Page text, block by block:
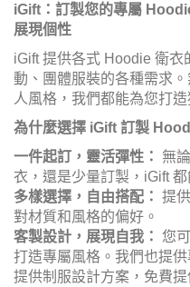
iGift ：訂製您的專屬
展現個性
iGift提供各式 Hoodie 衛衣
動、團體服裝的各種需求
人風格，我們都能為您打
為什麼選擇 iGift 訂製
一件起訂，靈活彈性：
無
衣，還是少量訂製，iGift 都
多樣選擇，自由搭配： 提
對材質和風格的偏好。
客製設計，展現自我： 您
打造專屬風格。我們也提
提供制服設計方案，免費提